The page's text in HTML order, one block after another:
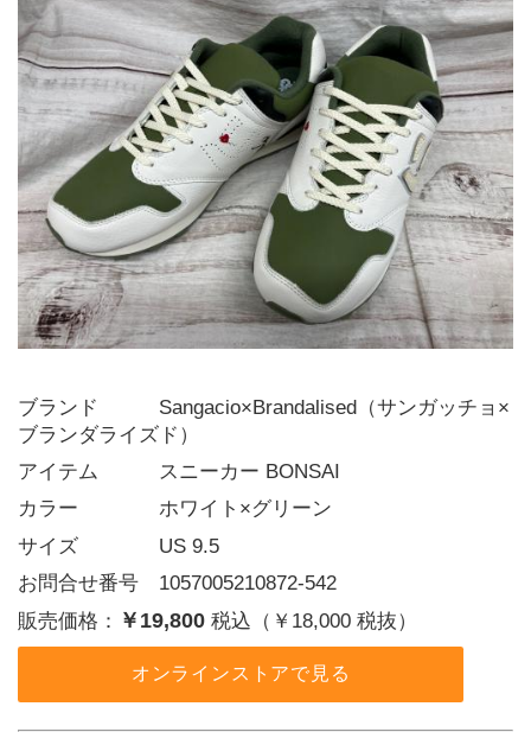
ブランド   Sangacio×Brandalised（サンガッチョ×
ブランダライズド）
アイテム   スニーカー BONSAI
カラー    ホワイト×グリーン
サイズ    US 9.5
お問合せ番号 1057005210872-542
販売価格： ￥19,800 税込（￥18,000 税抜）
オンラインストアで見る